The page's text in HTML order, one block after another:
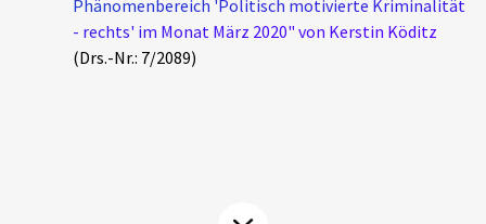
chronik.LE in der Presse
Phänomenbereich 'Politisch motivierte Kriminalität
- rechts' im Monat März 2020" von Kerstin Köditz
(Drs.-Nr.: 7/2089)